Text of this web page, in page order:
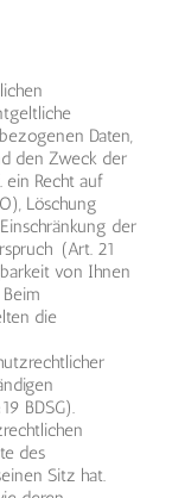
Daten,
den Zweck der
ein Recht auf
Löschung
der
(Art. 21
von Ihnen
die
BDSG).
des
Sitz hat.